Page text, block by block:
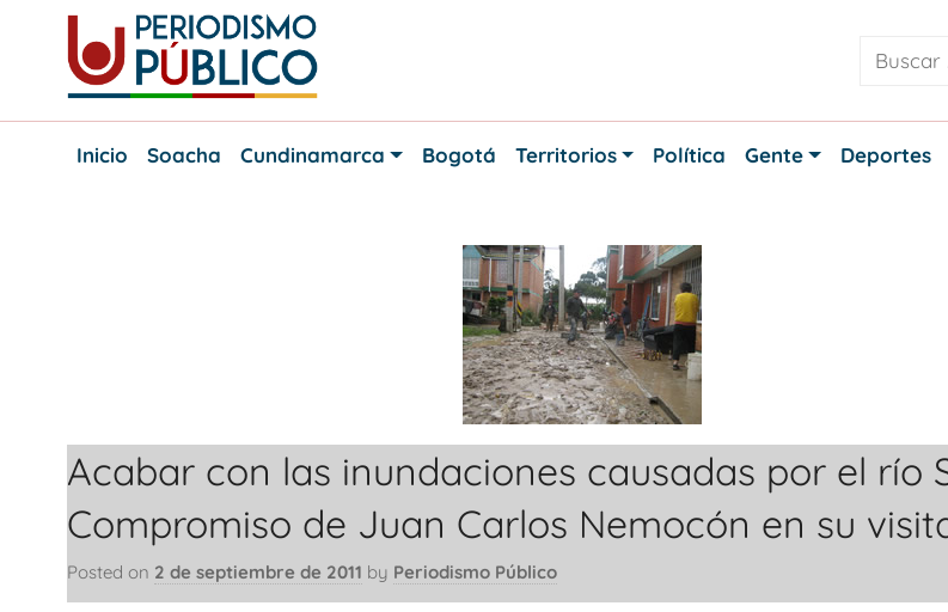
content
Periodismo
Noticias
Inicio
Soacha Cundinamarca Bogotá Territorios Política Gente Deportes
Acabar con las inundaciones causadas por el río
Compromiso de Juan Carlos Nemocón en su
Posted on 2 de septiembre de 2011 by Periodismo Público